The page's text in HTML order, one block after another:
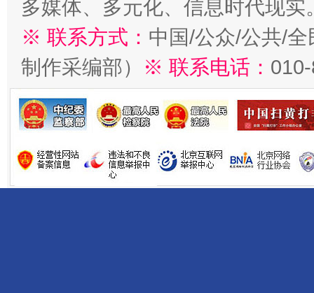
多媒体、多元化、信息时代现实
※ 联系方式： 中国/公众/公共/
制作采编部）
※ 联系电话：